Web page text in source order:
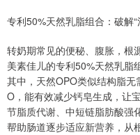
专利50%天然乳脂组合：破解“
转奶期常见的便秘、腹胀，根
美素佳儿的专利50%天然乳脂
其中，天然OPO类似结构脂
O，能有效减少钙皂生成，让
节脂质代谢、中短链脂肪酸强
帮助肠道逐步适应新营养，从